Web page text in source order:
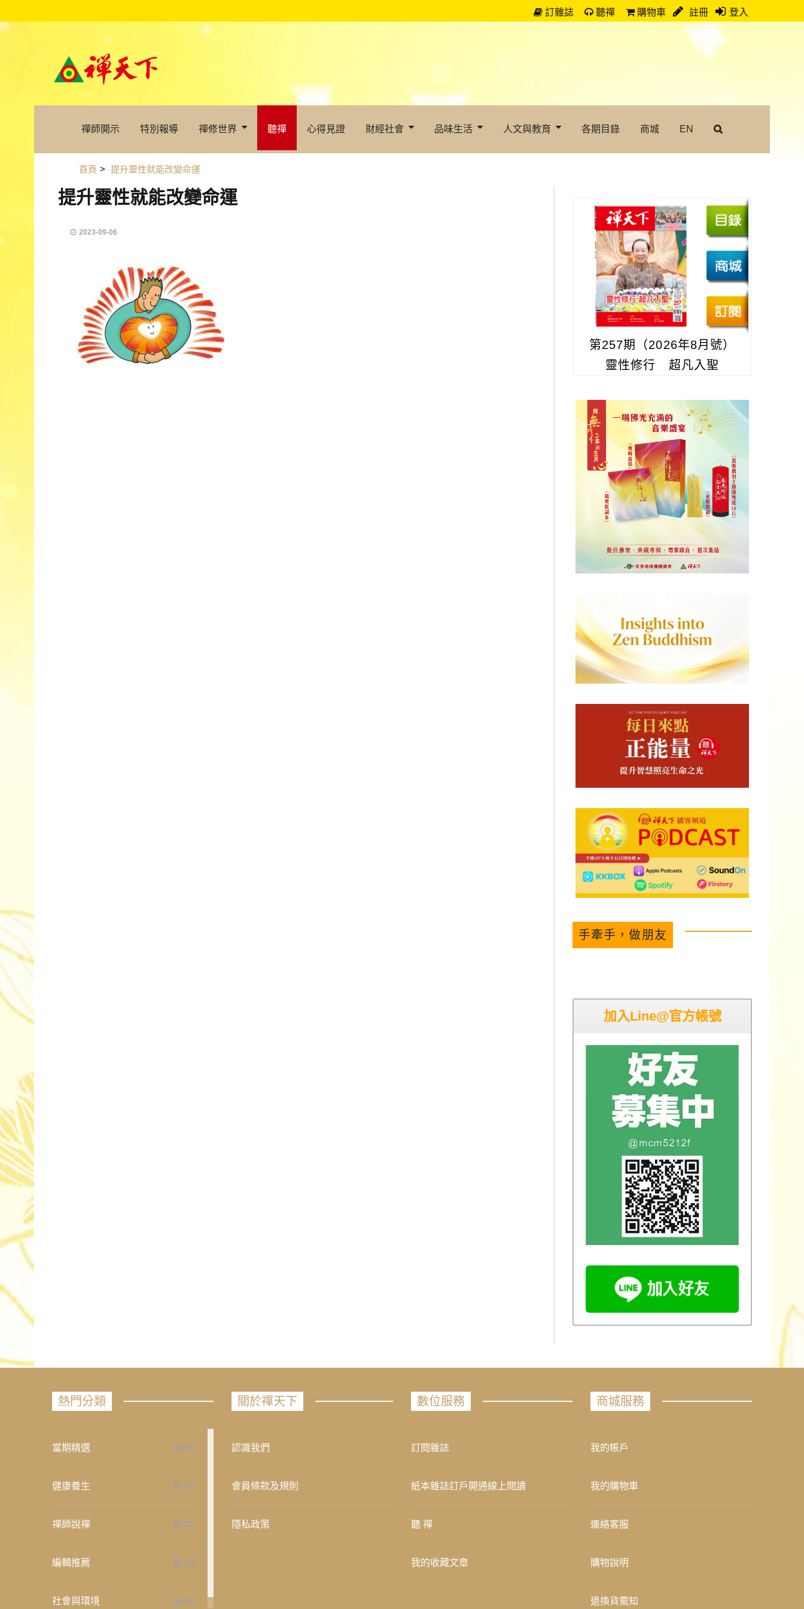
訂雜誌 聽禪 購物車 註冊 登入
禪師開示 特別報導 禪修世界 聽禪 心得見證 財經社會 品味生活 人文與教育 各期目錄 商城 EN
首頁 > 提升靈性就能改變命運
提升靈性就能改變命運
2023-09-06
第257期（2026年8月號）
靈性修行 超凡入聖
手牽手，做朋友
加入Line@官方帳號
熱門分類
當期精選 658
健康養生 276
禪師說禪 267
編輯推薦 236
社會與環境 235
關於禪天下
認識我們
會員條款及規則
隱私政策
數位服務
訂閱雜誌
紙本雜誌訂戶開通線上閱讀
聽 禪
我的收藏文章
商城服務
我的帳戶
我的購物車
連絡客服
購物說明
退換貨需知